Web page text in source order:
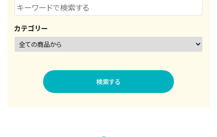
カテゴリー
検索する